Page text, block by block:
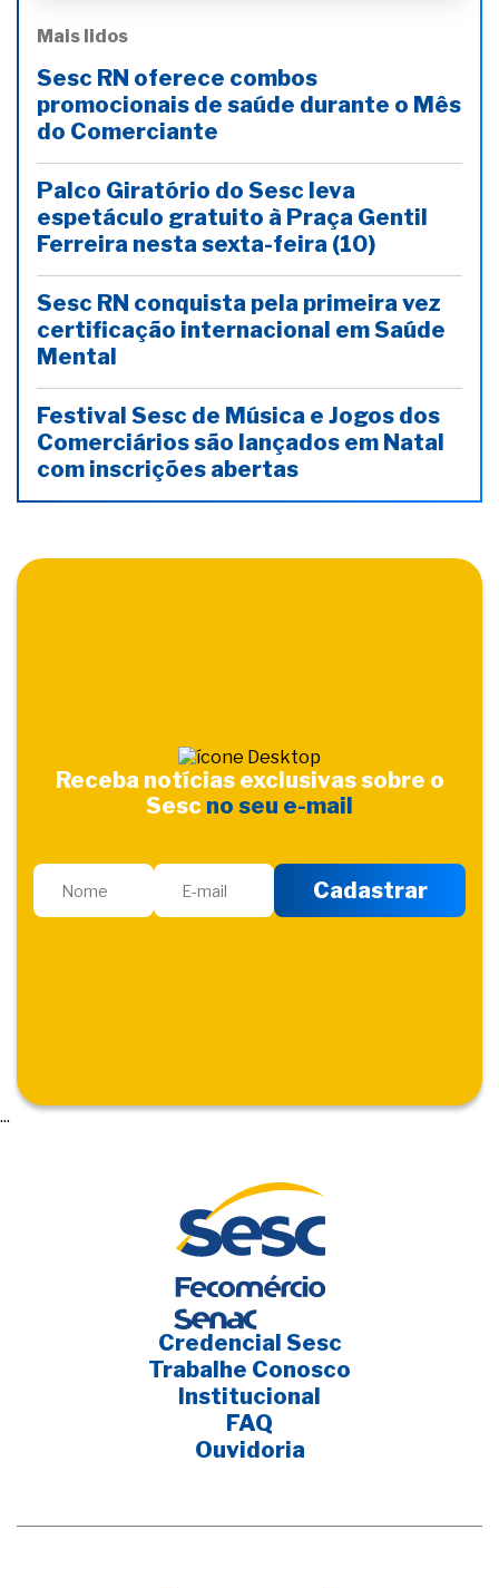
Mais lidos
Sesc RN oferece combos
promocionais de saúde durante o Mês
do Comerciante
Palco Giratório do Sesc leva
espetáculo gratuito à Praça Gentil
Ferreira nesta sexta-feira (10)
Sesc RN conquista pela primeira vez
certificação internacional em Saúde
Mental
Festival Sesc de Música e Jogos dos
Comerciários são lançados em Natal
com inscrições abertas
Receba notícias exclusivas sobre o
Sesc no seu e-mail
...
Credencial Sesc
Trabalhe Conosco
Institucional
FAQ
Ouvidoria